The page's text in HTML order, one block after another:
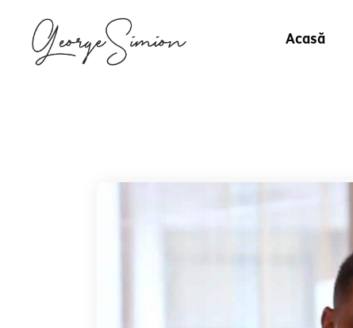
Acasă